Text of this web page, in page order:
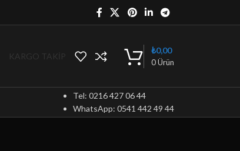
KARGO TAKİP
0Ürün
₺0,00
Tel: 0216 427 06 44
WhatsApp: 0541 442 49 44